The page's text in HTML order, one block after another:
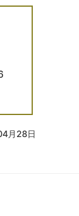
月28日